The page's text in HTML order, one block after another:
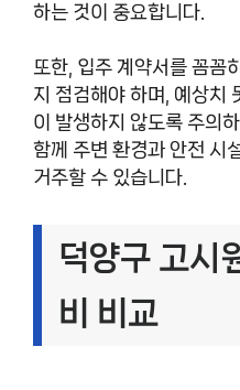
하는 것이 중요합니다.
또한, 입주 계약서를 꼼꼼
지 점검해야 하며, 예상치
이 발생하지 않도록 주의
함께 주변 환경과 안전 시
거주할 수 있습니다.
덕양구 고시
비 비교